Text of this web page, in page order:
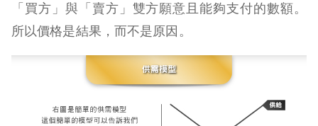
「買方」與「賣方」雙方願意且能夠支付的數額。
所以價格是結果，而不是原因。